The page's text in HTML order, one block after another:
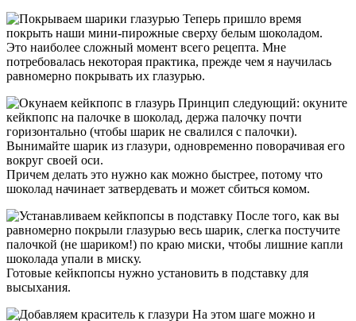
Теперь пришло время
покрыть наши мини-пирожные сверху белым шоколадом.
Это наиболее сложный момент всего рецепта. Мне
потребовалась некоторая практика, прежде чем я научилась
равномерно покрывать их глазурью.
Принцип следующий: окуните
кейкпопс на палочке в шоколад, держа палочку почти
горизонтально (чтобы шарик не свалился с палочки).
Вынимайте шарик из глазури, одновременно поворачивая его
вокруг своей оси.
Причем делать это нужно как можно быстрее, потому что
шоколад начинает затвердевать и может сбиться комом.
После того, как вы
равномерно покрыли глазурью весь шарик, слегка постучите
палочкой (не шариком!) по краю миски, чтобы лишние капли
шоколада упали в миску.
Готовые кейкпопсы нужно установить в подставку для
высыхания.
На этом шаге можно и